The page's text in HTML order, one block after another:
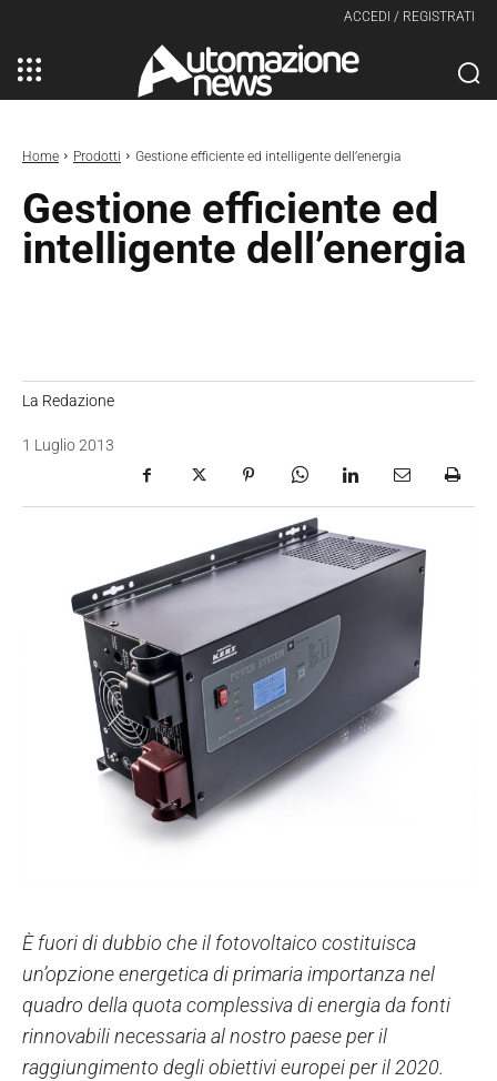
ACCEDI / REGISTRATI
Home Prodotti Gestione efficiente ed intelligente dell’energia
Gestione efficiente ed
intelligente dell’energia
La Redazione
1 Luglio 2013
È fuori di dubbio che il fotovoltaico costituisca
un’opzione energetica di primaria importanza nel
quadro della quota complessiva di energia da fonti
rinnovabili necessaria al nostro paese per il
raggiungimento degli obiettivi europei per il 2020.